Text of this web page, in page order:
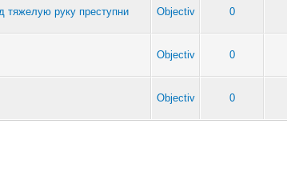
тяжелую руку преступни Objectiv 0
Objectiv 0
Objectiv 0